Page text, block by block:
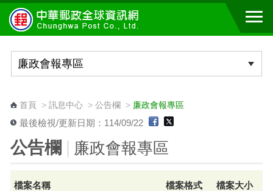
跳到主要內容區塊
首頁> 訊息中心> 公告欄 > 廉政會報專區
最後檢視/更新日期：114/09/22
公告欄 廉政會報專區
檔案名稱 檔案格式 檔案大小